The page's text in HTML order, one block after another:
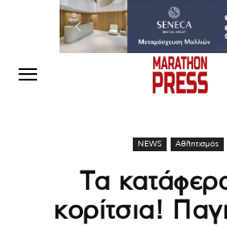
NEWS Αθλητισμός
Τα
κορίτσια!